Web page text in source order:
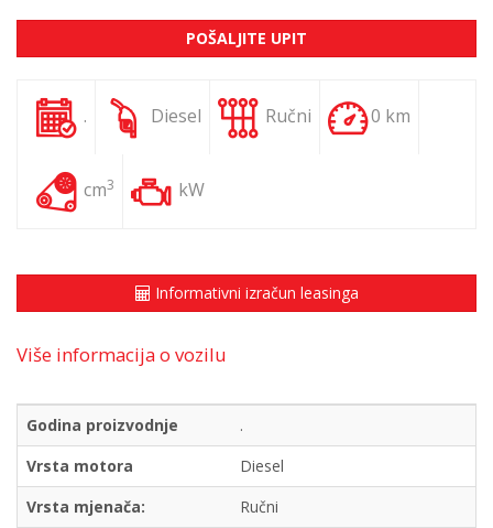
POŠALJITE UPIT
. Diesel Ručni 0 km
cm3 kW
Informativni izračun leasinga
Više informacija o vozilu
Godina proizvodnje
.
Vrsta motora
Diesel
Vrsta mjenača:
Ručni